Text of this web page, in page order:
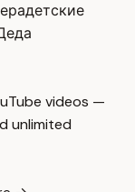
детские
videos —
unlimited